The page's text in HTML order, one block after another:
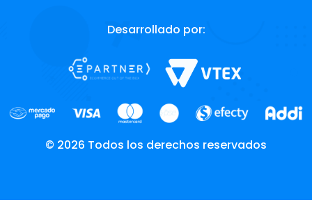
Desarrollado por:
© 2026 Todos los derechos reservados